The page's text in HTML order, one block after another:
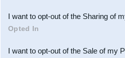
Downstream Participants
third parties.
I want to opt-out of the Sharing of
Opted In
I want to opt-out of the Sale of my